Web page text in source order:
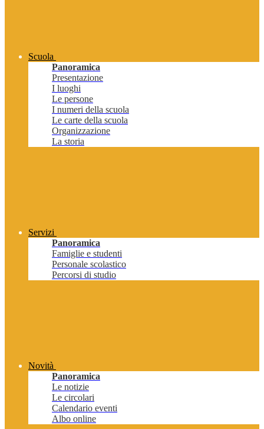
Scuola
Panoramica
Presentazione
I luoghi
Le persone
I numeri della scuola
Le carte della scuola
Organizzazione
La storia
Servizi
Panoramica
Famiglie e studenti
Personale scolastico
Percorsi di studio
Novità
Panoramica
Le notizie
Le circolari
Calendario eventi
Albo online